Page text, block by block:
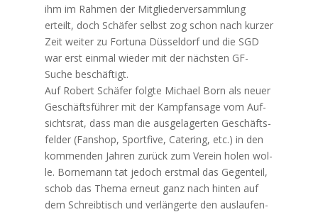
ihm im Rah­men der Mit­glie­der­ver­samm­lung
erteilt, doch Schä­fer selbst zog schon nach kur­zer
Zeit wei­ter zu For­tu­na Düs­sel­dorf und die SGD
war erst ein­mal wie­der mit der nächs­ten GF-
Suche beschäftigt.
Auf Robert Schä­fer folg­te Micha­el Born als neu­er
Geschäfts­füh­rer mit der Kampf­an­sa­ge vom Auf­
sichts­rat, dass man die aus­ge­la­ger­ten Geschäfts­
fel­der (Fan­shop, Sport­fi­ve, Cate­ring, etc.) in den
kom­men­den Jah­ren zurück zum Ver­ein holen wol­
le. Born­emann tat jedoch erst­mal das Gegen­teil,
schob das The­ma erneut ganz nach hin­ten auf
dem Schreib­tisch und ver­län­ger­te den aus­lau­fen­